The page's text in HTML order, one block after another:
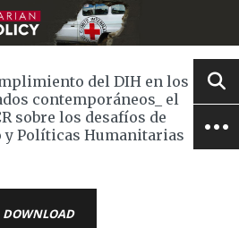
del DIH en los
contemporáneos_ el
sobre los desafíos de
y Políticas Humanitarias
DOWNLOAD